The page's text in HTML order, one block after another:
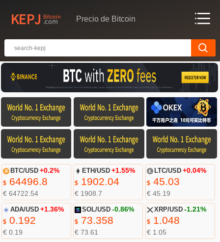
Precio de Bitcoin
BTC/USD +0.2%
$64496.8
€ 64722.54
ETH/USD +1.55%
$ 1902.04
€ 1908.7
LTC/USD +0.04%
$45.03
€ 45.19
ADA/USD +1.36%
$0.192
€ 0.19
SOL/USD -0.86%
$ 73.358
€ 73.61
XRP/USD -1.21%
$1.048
€ 1.05